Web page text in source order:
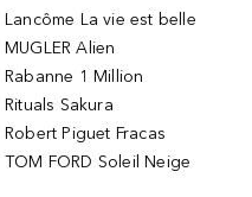
Lancôme La vie est belle
MUGLER Alien
Rabanne 1 Million
Rituals Sakura
Robert Piguet Fracas
TOM FORD Soleil Neige